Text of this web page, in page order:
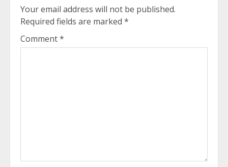
Your email address will not be published.
Required fields are marked *
Comment*